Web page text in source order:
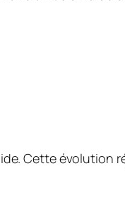
Cette évolution